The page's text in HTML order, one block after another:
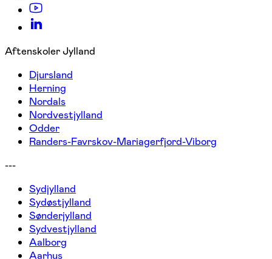
Aftenskoler Jylland
Djursland
Herning
Nordals
Nordvestjylland
Odder
Randers-Favrskov-Mariagerfjord-Viborg
---
Sydjylland
Sydøstjylland
Sønderjylland
Sydvestjylland
Aalborg
Aarhus